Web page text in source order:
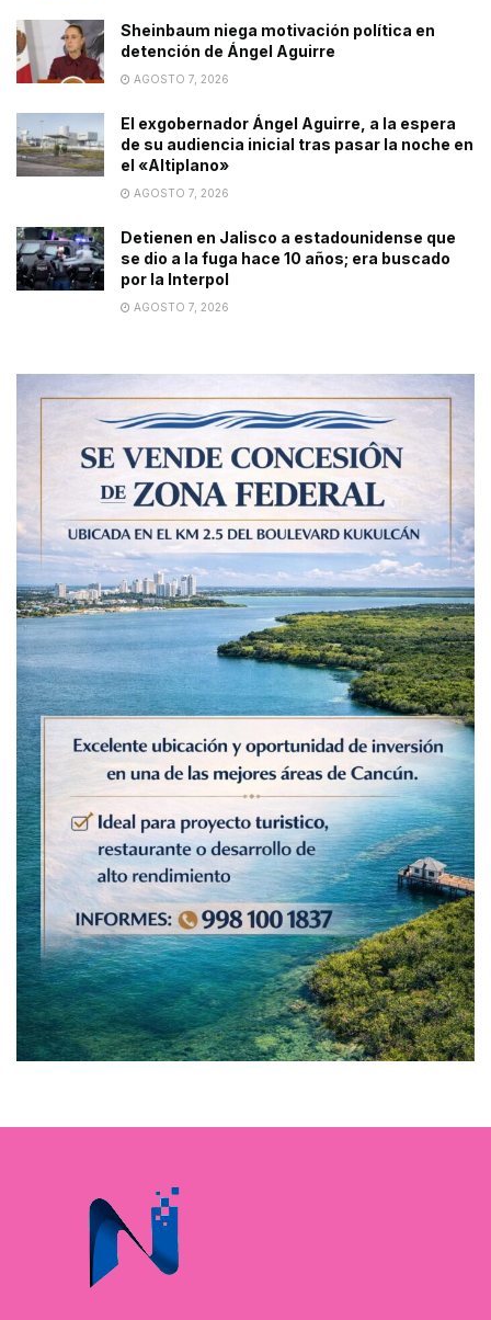
Sheinbaum niega motivación política en
detención de Ángel Aguirre
AGOSTO 7, 2026
El exgobernador Ángel Aguirre, a la espera
de su audiencia inicial tras pasar la noche en
el «Altiplano»
AGOSTO 7, 2026
Detienen en Jalisco a estadounidense que
se dio a la fuga hace 10 años; era buscado
por la Interpol
AGOSTO 7, 2026